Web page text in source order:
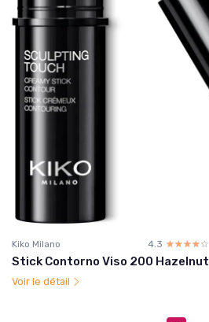
Kiko Milano 4.3 ☆☆☆☆☆
★★★★★
Stick Contorno Viso 200 Hazelnut
Voir le détail